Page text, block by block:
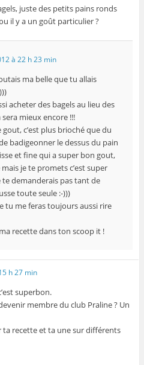
juste des petits pains ronds
il y a un goût particulier ?
à 22 h 23 min
ma belle que tu allais
acheter des bagels au lieu des
mieux encore !!!
c’est plus brioché que du
badigeonner le dessus du pain
et fine qui a super bon gout,
mais je te promets c’est super
demanderais pas tant de
toute seule :-)))
tu me feras toujours aussi rire
recette dans ton scoop it !
h 27 min
superbon.
membre du club Praline ? Un
ta recette et ta une sur différents